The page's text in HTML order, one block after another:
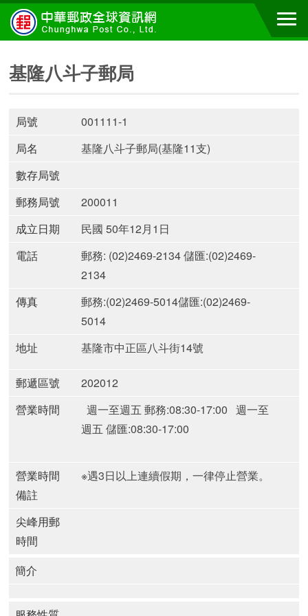
基隆八斗子郵局
局號
001111-1
局名
基隆八斗子郵局(基隆11支)
數存局號
郵務局號
200011
成立日期
民國 50年12月1日
電話
郵務: (02)2469-2134 儲匯:(02)2469-
2134
傳真
郵務:(02)2469-5014儲匯:(02)2469-
5014
地址
基隆市中正區八斗街14號
郵遞區號
202012
營業時間
週一至週五 郵務:08:30-17:00 週一至
週五 儲匯:08:30-17:00
營業時間
備註
※遇3日以上連續假期，一律停止營業。
尖峰用郵
時間
簡介